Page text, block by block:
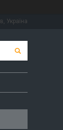
Україна